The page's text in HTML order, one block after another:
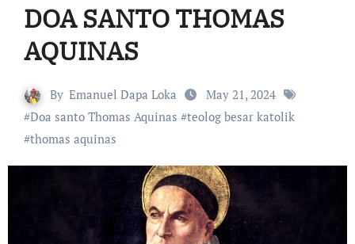
DOA SANTO THOMAS
AQUINAS
By Emanuel Dapa Loka
May 21, 2024
#Doa santo Thomas Aquinas #teolog besar katolik
#thomas aquinas